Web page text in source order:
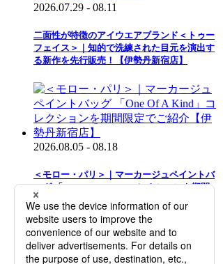
2026.07.29 - 08.11
二面性が特徴のアイウエアブランド＜トゥー
フェイス＞｜知的で洗練された目元を演出す
る新作を先行販売！【伊勢丹新宿店】
2026.08.05 - 08.18
＜モロー・パリ＞｜マーカージュペイントバ
ッグ 「One Of A Kind」コレクションを期間
限定でご紹介【伊勢丹新宿店】